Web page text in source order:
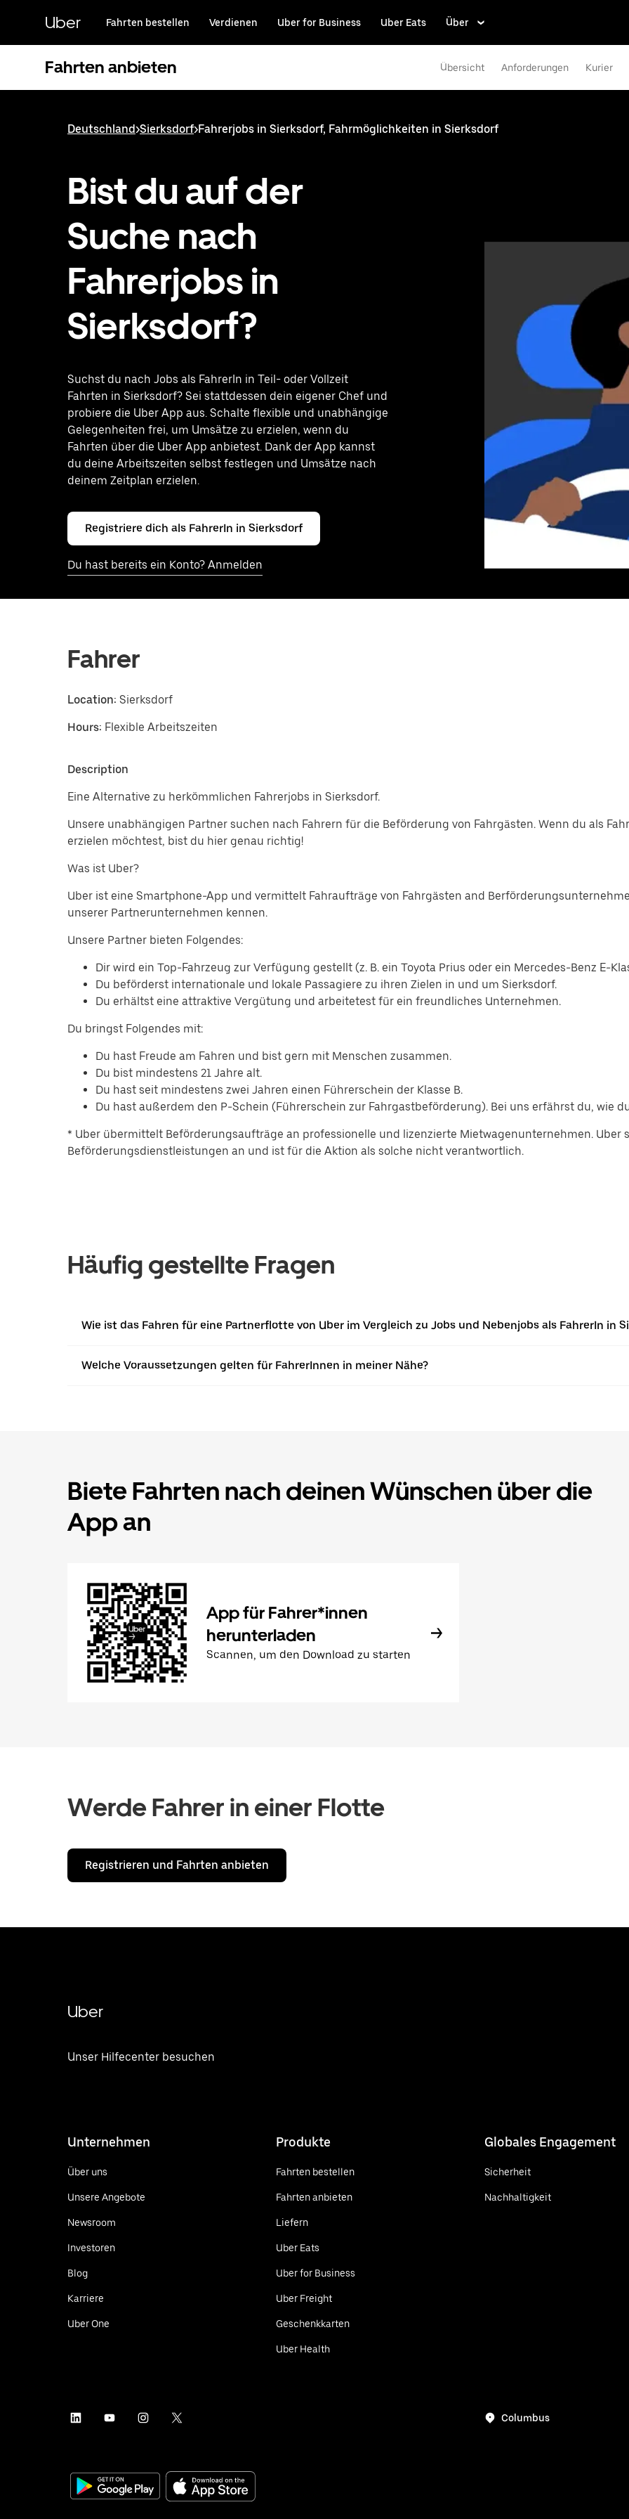
HauptinhaltUber Fahrten bestellen Verdienen Uber for Business Uber Eats Über
Fahrten anbieten Übersicht Anforderungen Kurier
Deutschland>Sierksdorf>Fahrerjobs in Sierksdorf, Fahrmöglichkeiten in Sierksdorf
Bist du auf der
Suche nach
Fahrerjobs in
Sierksdorf?
Suchst du nach Jobs als FahrerIn in Teil- oder Vollzeit
Fahrten in Sierksdorf? Sei stattdessen dein eigener Chef und
probiere die Uber App aus. Schalte flexible und unabhängige
Gelegenheiten frei, um Umsätze zu erzielen, wenn du
Fahrten über die Uber App anbietest. Dank der App kannst
du deine Arbeitszeiten selbst festlegen und Umsätze nach
deinem Zeitplan erzielen.
Registriere dich als FahrerIn in Sierksdorf
Du hast bereits ein Konto? Anmelden
Fahrer
Location: Sierksdorf
Hours: Flexible Arbeitszeiten
Description
Eine Alternative zu herkömmlichen Fahrerjobs in Sierksdorf.
Unsere unabhängigen Partner suchen nach Fahrern für die Beförderung von Fahrgästen. Wenn du als
erzielen möchtest, bist du hier genau richtig!
Was ist Uber?
Uber ist eine Smartphone-App und vermittelt Fahraufträge von Fahrgästen and
unserer Partnerunternehmen kennen.
Unsere Partner bieten Folgendes:
Dir wird ein Top-Fahrzeug zur Verfügung gestellt (z. B. ein Toyota Prius oder ein Mercedes-Benz E-
Du beförderst internationale und lokale Passagiere zu ihren Zielen in und um Sierksdorf.
Du erhältst eine attraktive Vergütung und arbeitetest für ein freundliches Unternehmen.
Du bringst Folgendes mit:
Du hast Freude am Fahren und bist gern mit Menschen zusammen.
Du bist mindestens 21 Jahre alt.
Du hast seit mindestens zwei Jahren einen Führerschein der Klasse B.
Du hast außerdem den P-Schein (Führerschein zur Fahrgastbeförderung). Bei uns erfährst du, wie
* Uber übermittelt Beförderungsaufträge an professionelle und lizenzierte Mietwagenunternehmen. Uber
Beförderungsdienstleistungen an und ist für die Aktion als solche nicht verantwortlich.
Häufig gestellte Fragen
Wie ist das Fahren für eine Partnerflotte von Uber im Vergleich zu Jobs und Nebenjobs als FahrerIn in
Welche Voraussetzungen gelten für FahrerInnen in meiner Nähe?
Biete Fahrten nach deinen Wünschen über die
App an
App für Fahrer*innen
herunterladen
Scannen, um den Download zu starten
Werde Fahrer in einer Flotte
Registrieren und Fahrten anbieten
Uber
Unser Hilfecenter besuchen
Unternehmen
Über uns
Unsere Angebote
Newsroom
Investoren
Blog
Karriere
Uber One
Produkte
Fahrten bestellen
Fahrten anbieten
Liefern
Uber Eats
Uber for Business
Uber Freight
Geschenkkarten
Uber Health
Globales Engagement
Sicherheit
Nachhaltigkeit
Columbus